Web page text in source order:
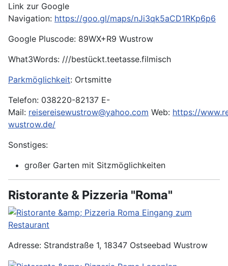
Link zur Google
Navigation: https://goo.gl/maps/nJi3qk5aCD1RKp6p6
Google Pluscode: 89WX+R9 Wustrow
What3Words: ///bestückt.teetasse.filmisch
Parkmöglichkeit: Ortsmitte
Telefon: 038220-82137 E-
Mail: reisereisewustrow@yahoo.com Web: https://
wustrow.de/
Sonstiges:
großer Garten mit Sitzmöglichkeiten
Ristorante & Pizzeria "Roma"
Adresse: Strandstraße 1, 18347 Ostseebad Wustrow